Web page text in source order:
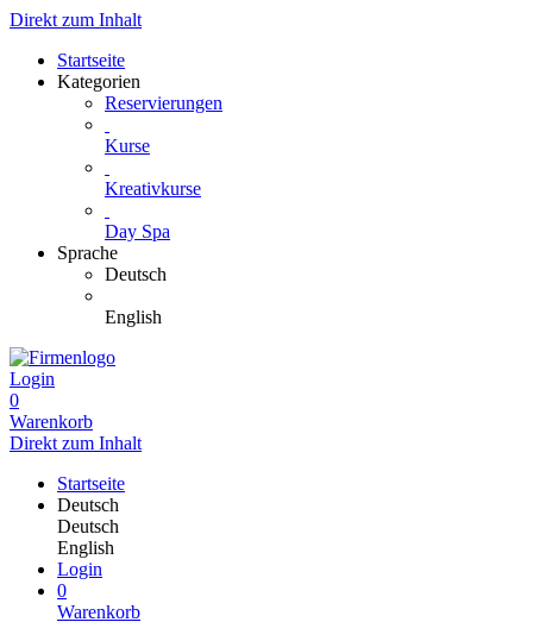
Direkt zum Inhalt
Startseite
Kategorien
Reservierungen
Kurse
Kreativkurse
Day Spa
Sprache
Deutsch
English
Login
0
Warenkorb
Direkt zum Inhalt
Startseite
Deutsch
Deutsch
English
Login
0
Warenkorb